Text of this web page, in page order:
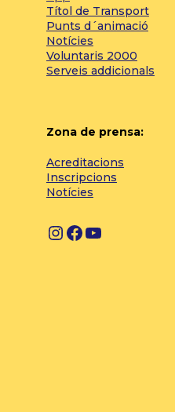
Títol de Transport
Punts d´animació
Notícies
Voluntaris 2000
Serveis addicionals
Zona de prensa:
Acreditacions
Inscripcions
Notícies
I
F Y